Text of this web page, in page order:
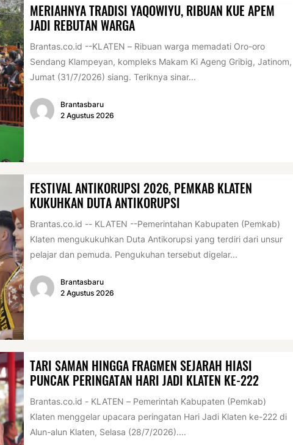
MERIAHNYA TRADISI YAQOWIYU, RIBUAN KUE APEM
JADI REBUTAN WARGA
Brantas.co.id --KLATEN – Ribuan warga memadati Oro-oro
Sendang Klampeyan, kompleks Makam Ki Ageng Gribig, Jatinom,
Jumat (31/7/2026) siang. Teriknya sinar...
Brantasbaru
2 Agustus 2026
FESTIVAL ANTIKORUPSI 2026, PEMKAB KLATEN
KUKUHKAN DUTA ANTIKORUPSI
Brantas.co.id -- KLATEN --Pemerintahan Kabupaten (Pemkab)
Klaten mengukukuhkan Duta Antikorupsi yang terdiri dari unsur
pelajar dan pemuda. Pengukuhan tersebut digelar...
Brantasbaru
2 Agustus 2026
TARI SAMAN HINGGA FRAGMEN SEJARAH HIASI
PUNCAK PERINGATAN HARI JADI KLATEN KE-222
Brantas.co.id - KLATEN – Pemerintah Kabupaten (Pemkab)
Klaten menggelar upacara peringatan Hari Jadi Klaten ke-222 di
Alun-alun Klaten, Selasa (28/7/2026)....